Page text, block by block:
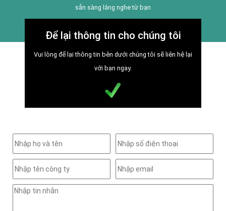
sẵn sàng lắng nghe từ bạn
Để lại thông tin cho chúng tôi
Vui lòng để lại thông tin bên dưới chúng tôi sẽ liên hệ lại
với bạn ngay.